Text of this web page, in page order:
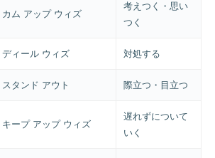
カム アップ ウィズ
考えつく・思い
つく
ディール ウィズ 対処する
スタンド アウト 際立つ・目立つ
キープ アップ ウィズ
遅れずについて
いく